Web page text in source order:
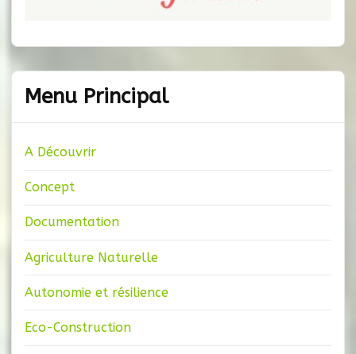
Menu Principal
A Découvrir
Concept
Documentation
Agriculture Naturelle
Autonomie et résilience
Eco-Construction